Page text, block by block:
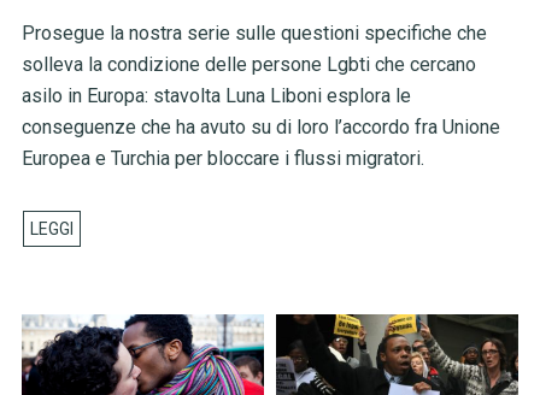
Prosegue la nostra serie sulle questioni specifiche che
solleva la condizione delle persone Lgbti che cercano
asilo in Europa: stavolta Luna Liboni esplora le
conseguenze che ha avuto su di loro l’accordo fra Unione
Europea e Turchia per bloccare i flussi migratori.